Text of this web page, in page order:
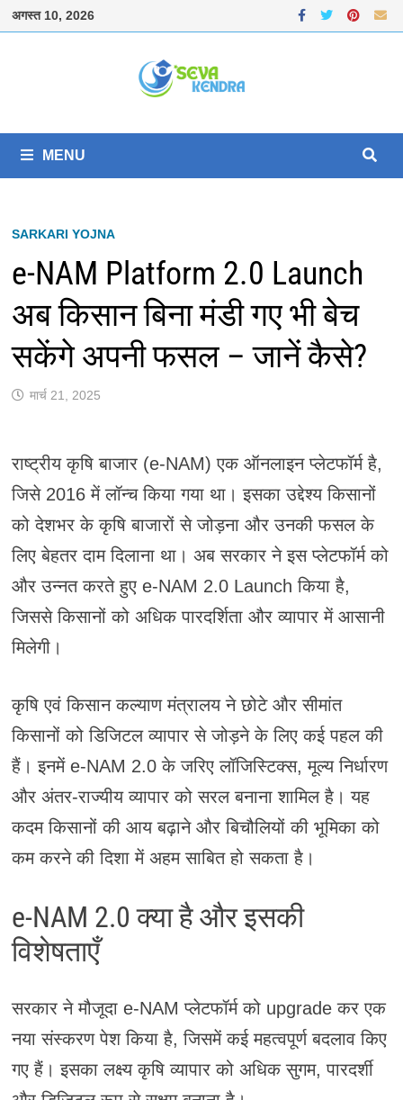
Skip
अगस्त 10, 2026
MENU
SARKARI YOJNA
e-NAM Platform 2.0 Launch
अब किसान बिना मंडी गए भी बेच
सकेंगे अपनी फसल – जानें कैसे?
मार्च 21, 2025
राष्ट्रीय कृषि बाजार (e-NAM) एक ऑनलाइन प्लेटफॉर्म है,
जिसे 2016 में लॉन्च किया गया था। इसका उद्देश्य किसानों
को देशभर के कृषि बाजारों से जोड़ना और उनकी फसल के
लिए बेहतर दाम दिलाना था। अब सरकार ने इस प्लेटफॉर्म को
और उन्नत करते हुए e-NAM 2.0 Launch किया है,
जिससे किसानों को अधिक पारदर्शिता और व्यापार में आसानी
मिलेगी।
कृषि एवं किसान कल्याण मंत्रालय ने छोटे और सीमांत
किसानों को डिजिटल व्यापार से जोड़ने के लिए कई पहल की
हैं। इनमें e-NAM 2.0 के जरिए लॉजिस्टिक्स, मूल्य निर्धारण
और अंतर-राज्यीय व्यापार को सरल बनाना शामिल है। यह
कदम किसानों की आय बढ़ाने और बिचौलियों की भूमिका को
कम करने की दिशा में अहम साबित हो सकता है।
e-NAM 2.0 क्या है और इसकी
विशेषताएँ
सरकार ने मौजूदा e-NAM प्लेटफॉर्म को upgrade कर एक
नया संस्करण पेश किया है, जिसमें कई महत्वपूर्ण बदलाव किए
गए हैं। इसका लक्ष्य कृषि व्यापार को अधिक सुगम, पारदर्शी